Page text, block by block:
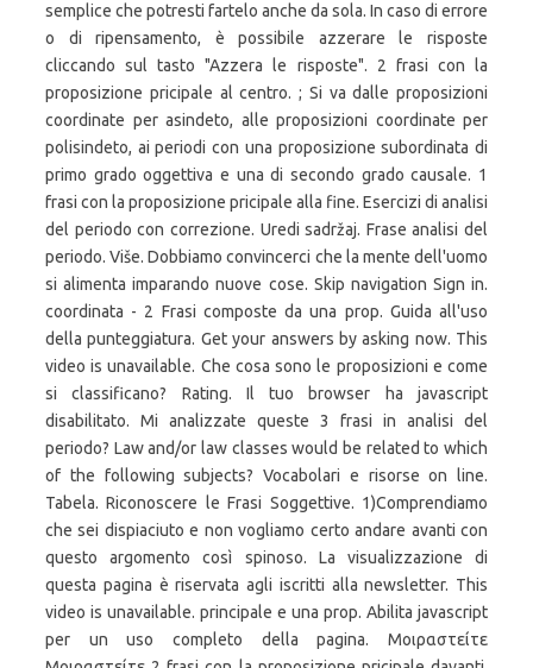
semplice che potresti fartelo anche da sola. In caso di errore
o di ripensamento, è possibile azzerare le risposte
cliccando sul tasto "Azzera le risposte". 2 frasi con la
proposizione pricipale al centro. ; Si va dalle proposizioni
coordinate per asindeto, alle proposizioni coordinate per
polisindeto, ai periodi con una proposizione subordinata di
primo grado oggettiva e una di secondo grado causale. 1
frasi con la proposizione pricipale alla fine. Esercizi di analisi
del periodo con correzione. Uredi sadržaj. Frase analisi del
periodo. Više. Dobbiamo convincerci che la mente dell'uomo
si alimenta imparando nuove cose. Skip navigation Sign in.
coordinata - 2 Frasi composte da una prop. Guida all'uso
della punteggiatura. Get your answers by asking now. This
video is unavailable. Che cosa sono le proposizioni e come
si classificano? Rating. Il tuo browser ha javascript
disabilitato. Mi analizzate queste 3 frasi in analisi del
periodo? Law and/or law classes would be related to which
of the following subjects? Vocabolari e risorse on line.
Tabela. Riconoscere le Frasi Soggettive. 1)Comprendiamo
che sei dispiaciuto e non vogliamo certo andare avanti con
questo argomento così spinoso. La visualizzazione di
questa pagina è riservata agli iscritti alla newsletter. This
video is unavailable. principale e una prop. Abilita javascript
per un uso completo della pagina. Μοιραστείτε